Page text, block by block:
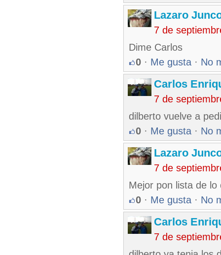
Lazaro
7 de
Dime Carlos
0 · Me gusta · No
Carlos
7 de
dilberto vuelve a
0 · Me gusta · No
Lazaro
7 de
Mejor pon lista de lo
0 · Me gusta · No
Carlos
7 de